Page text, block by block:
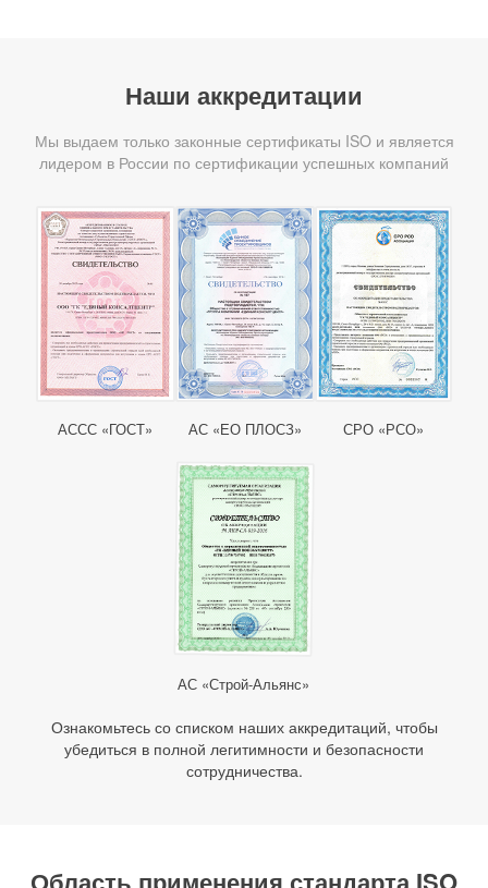
Наши аккредитации
Мы выдаем только законные сертификаты ISO и является
лидером в России по сертификации успешных компаний
АССС «ГОСТ» АС «ЕО ПЛОСЗ» СРО «РСО»
АС «Строй-Альянс»
Ознакомьтесь со списком наших аккредитаций, чтобы
убедиться в полной легитимности и безопасности
сотрудничества.